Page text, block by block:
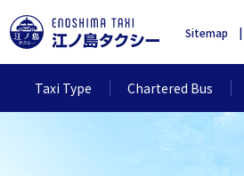
Sitemap
Taxi Type Chartered Bus